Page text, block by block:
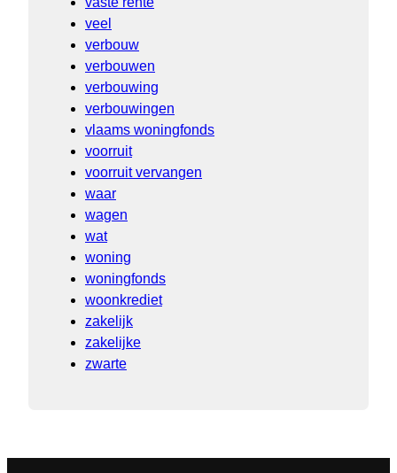
veel
verbouw
verbouwen
verbouwing
verbouwingen
vlaams woningfonds
voorruit
voorruit vervangen
waar
wagen
wat
woning
woningfonds
woonkrediet
zakelijk
zakelijke
zwarte